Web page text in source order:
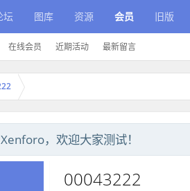
坛 图库 资源 会员
在线会员 近期活动 最新留言
旧版
，欢迎大家测试！
00043222